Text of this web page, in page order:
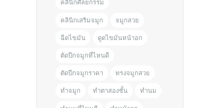
คลินิกศัลยกรรม
คลินิกเสริมจมูก จมูกสวย
ฉีดไขมัน ดูดไขมันหน้าอก
ตัดปีกจมูกที่ไหนดี
ตัดปีกจมูกราคา ทรงจมูกสวย
ทำจมูก ทำตาสองชั้น ทำนม